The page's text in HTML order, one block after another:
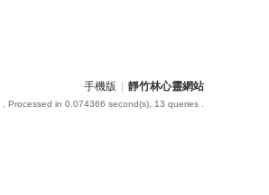
手機版 靜竹林心靈網站
, Processed in 0.074366 second(s), 13 queries .